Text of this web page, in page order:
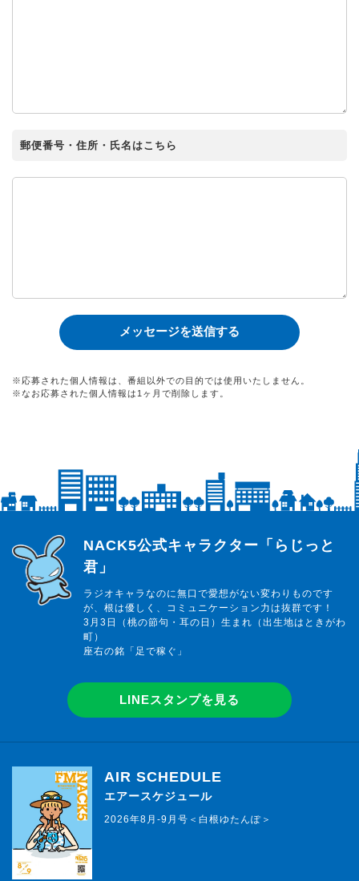
郵便番号・住所・氏名はこちら
※応募された個人情報は、番組以外での目的では使用いたしません。
※なお応募された個人情報は1ヶ月で削除します。
らじっと君
NACK5公式キャラクター「らじっと
君」
ラジオキャラなのに無口で愛想がない変わりものです
が、根は優しく、コミュニケーション力は抜群です！
3月3日（桃の節句・耳の日）生まれ（出生地はときがわ
町）
座右の銘「足で稼ぐ」
LINEスタンプを見る
AIR SCHEDULE
エアースケジュール
2026年8月-9月号＜白根ゆたんぽ＞